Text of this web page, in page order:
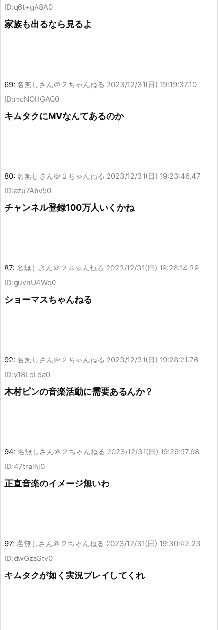
ID:q6t+gA8A0
家族も出るなら見るよ
69: 名無しさん＠２ちゃんねる 2023/12/31(日) 19:19:37.10
ID:mcNOHGAQ0
キムタクにMVなんてあるのか
80: 名無しさん＠２ちゃんねる 2023/12/31(日) 19:23:46.47
ID:azu7Abv50
チャンネル登録100万人いくかね
87: 名無しさん＠２ちゃんねる 2023/12/31(日) 19:26:14.39
ID:guvnU4Wq0
ショーマスちゃんねる
92: 名無しさん＠２ちゃんねる 2023/12/31(日) 19:28:21.76
ID:y18LoLda0
木村ピンの音楽活動に需要あるんか？
94: 名無しさん＠２ちゃんねる 2023/12/31(日) 19:29:57.98
ID:47tralhj0
正直音楽のイメージ無いわ
97: 名無しさん＠２ちゃんねる 2023/12/31(日) 19:30:42.23
ID:dwGzaStv0
キムタクが如く実況プレイしてくれ